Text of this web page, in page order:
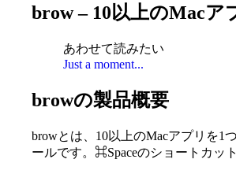
brow – 10以上のMac
あわせて読みたい
Just a moment...
browの製品概要
browとは、10以上のMacアプリを1
ールです。⌘Spaceのショートカッ